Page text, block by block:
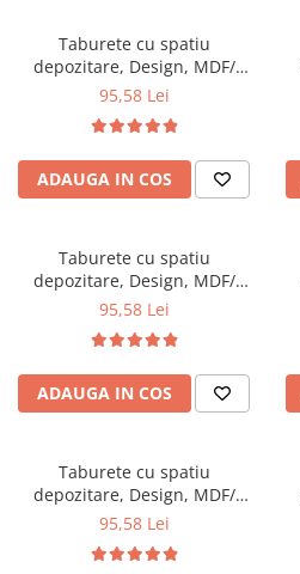
Saltele cu arcuri impachetate
individual
Saltele Memory Pocket
Saltele Memory Foam
Saltele Memory Pocket
Saltele cu plasa arcuri
Saltele cu spuma
Saltele cu spuma poliuretanica
Saltele Latex
Saltele 140x200
Saltele 180x200
Top saltele
Top saltele 5 cm
Paturi
Seturi de pat si saltea
Masute de toaleta
Mobilier living
Scaune pentru living
Comode living
Set mese plus scaune
Mobilier birou
Scaune ergonomice
Etajere Birou
Birouri
Scaune pentru birou
Scaune pentru vizitatori
Scaune manager
Scaune birou
Scaune profesionale
Scaune resigilate
Scaune conferinta
Scaune terasa si outdoor
Taburete cu spatiu
depozitare, Design, MDF/
Piele ecologica, 100 kg, 38 x
95,58 Lei
ADAUGA IN COS
Taburete cu spatiu
depozitare, Design, MDF/
Piele ecologica, 100 kg, 38 x
95,58 Lei
ADAUGA IN COS
Taburete cu spatiu
depozitare, Design, MDF/
Piele ecologica, 100 kg, 38 x 38
95,58 Lei